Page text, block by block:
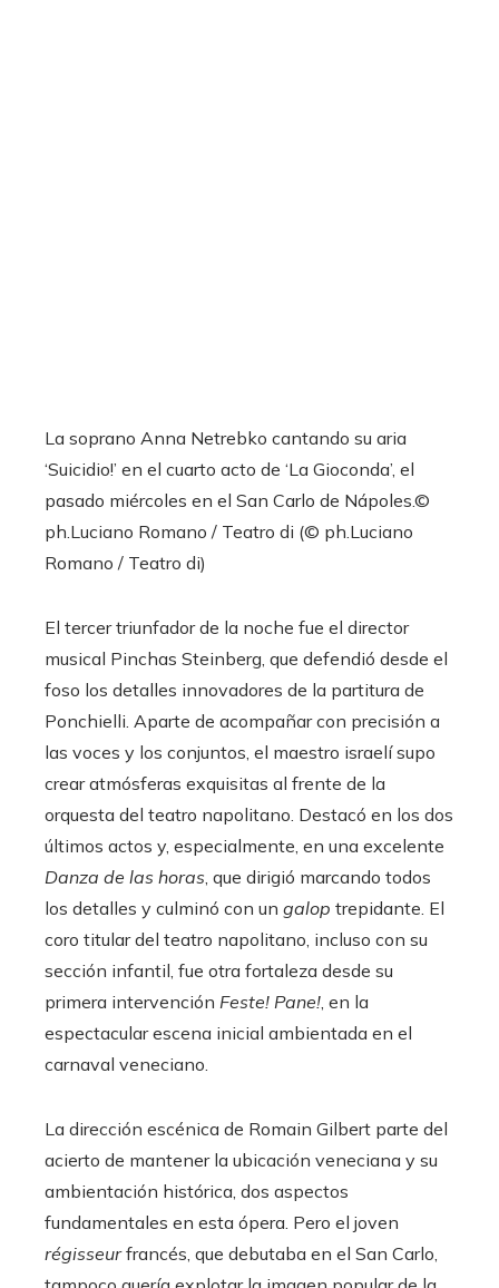
La soprano Anna Netrebko cantando su aria
‘Suicidio!’ en el cuarto acto de ‘La Gioconda’, el
pasado miércoles en el San Carlo de Nápoles.©
ph.Luciano Romano / Teatro di (© ph.Luciano
Romano / Teatro di)
El tercer triunfador de la noche fue el director
musical Pinchas Steinberg, que defendió desde el
foso los detalles innovadores de la partitura de
Ponchielli. Aparte de acompañar con precisión a
las voces y los conjuntos, el maestro israelí supo
crear atmósferas exquisitas al frente de la
orquesta del teatro napolitano. Destacó en los dos
últimos actos y, especialmente, en una excelente
Danza de las horas, que dirigió marcando todos
los detalles y culminó con un galop trepidante. El
coro titular del teatro napolitano, incluso con su
sección infantil, fue otra fortaleza desde su
primera intervención Feste! Pane!, en la
espectacular escena inicial ambientada en el
carnaval veneciano.
La dirección escénica de Romain Gilbert parte del
acierto de mantener la ubicación veneciana y su
ambientación histórica, dos aspectos
fundamentales en esta ópera. Pero el joven
régisseurfrancés, que debutaba en el San Carlo,